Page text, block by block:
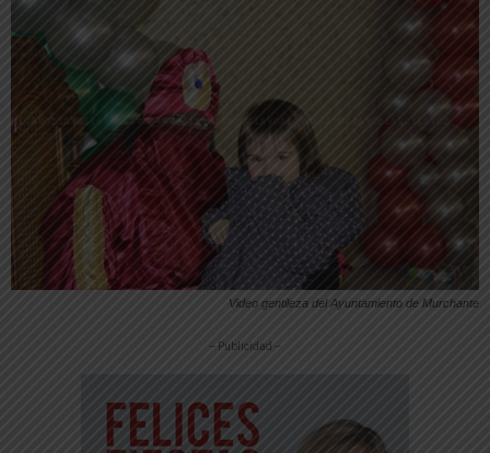
Video gentileza del Ayuntamiento de Murchante
-- Publicidad --